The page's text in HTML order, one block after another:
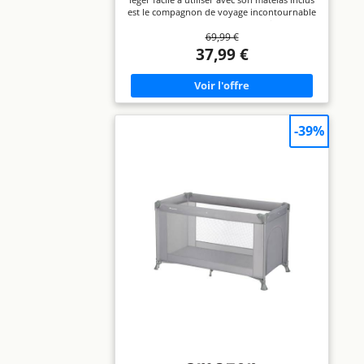
Parapluie Compact, Navy Blue
est le compagnon de voyage incontournable
naissance à env. 3 ans (max. 15 kg) LÉGER
(SAC DE TRANSPORT INCLUS) : pesant 8,55
kg, vous pouvez facilement plier/déplier Soft
Dreams, le ranger dans le sac de transport,
le fermer avec la fermeture éclair et le
porter d'une seule main MATELAS EN FIBRE
DE BOIS ET MOUSSE : le lit de voyage est
cm) de 2 cm d'épaisseur qui offre de la
stabilité à votre bébé grâce à la fibre de bois
allez grâce à sa taille compacte plié (W70 x
H74.5 cm) BEBECONFORT - SMALL
MOMENTS, BIG SMILES : Bebeconfort
propose une large gamme de produits, tels
que sièges-auto, poussettes, équipements
pour la maison et produits de petite
puériculture pour bébés
69,99 €
37,99 €
-39%